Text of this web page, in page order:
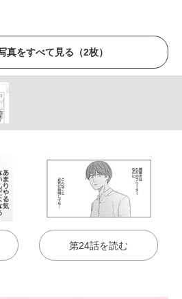
真をすべて見る（2枚）
第24話を読む